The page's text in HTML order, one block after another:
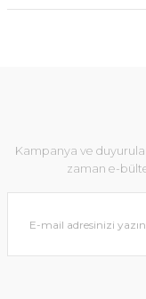
Kampanya ve
zaman e-